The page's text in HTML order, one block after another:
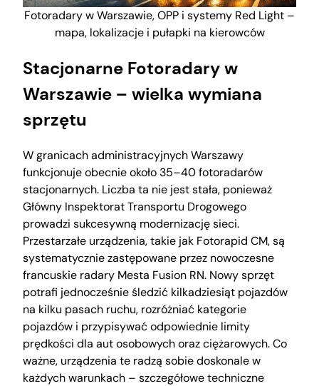
Fotoradary w Warszawie, OPP i systemy Red Light –
mapa, lokalizacje i pułapki na kierowców
Stacjonarne Fotoradary w
Warszawie – wielka wymiana
sprzętu
W granicach administracyjnych Warszawy
funkcjonuje obecnie około 35–40 fotoradarów
stacjonarnych. Liczba ta nie jest stała, ponieważ
Główny Inspektorat Transportu Drogowego
prowadzi sukcesywną modernizację sieci.
Przestarzałe urządzenia, takie jak Fotorapid CM, są
systematycznie zastępowane przez nowoczesne
francuskie radary Mesta Fusion RN. Nowy sprzęt
potrafi jednocześnie śledzić kilkadziesiąt pojazdów
na kilku pasach ruchu, rozróżniać kategorie
pojazdów i przypisywać odpowiednie limity
prędkości dla aut osobowych oraz ciężarowych. Co
ważne, urządzenia te radzą sobie doskonale w
każdych warunkach – szczegółowe techniczne